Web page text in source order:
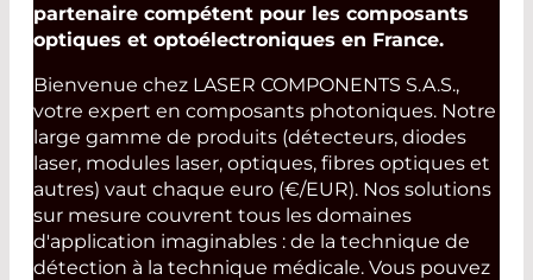
partenaire compétent pour les composants
optiques et optoélectroniques en France.
Bienvenue chez LASER COMPONENTS S.A.S.,
votre expert en composants photoniques. Notre
large gamme de produits (détecteurs, diodes
laser, modules laser, optiques, fibres optiques et
autres) vaut chaque euro (€/EUR). Nos solutions
sur mesure couvrent tous les domaines
d'application imaginables : de la technique de
détection à la technique médicale. Vous pouvez